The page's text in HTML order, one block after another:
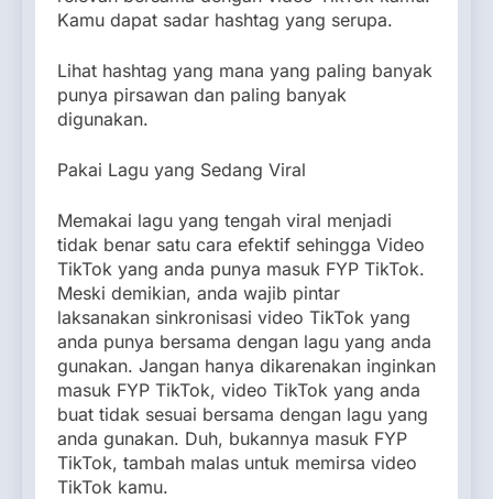
Kamu dapat sadar hashtag yang serupa.
Lihat hashtag yang mana yang paling banyak
punya pirsawan dan paling banyak
digunakan.
Pakai Lagu yang Sedang Viral
Memakai lagu yang tengah viral menjadi
tidak benar satu cara efektif sehingga Video
TikTok yang anda punya masuk FYP TikTok.
Meski demikian, anda wajib pintar
laksanakan sinkronisasi video TikTok yang
anda punya bersama dengan lagu yang anda
gunakan. Jangan hanya dikarenakan inginkan
masuk FYP TikTok, video TikTok yang anda
buat tidak sesuai bersama dengan lagu yang
anda gunakan. Duh, bukannya masuk FYP
TikTok, tambah malas untuk memirsa video
TikTok kamu.